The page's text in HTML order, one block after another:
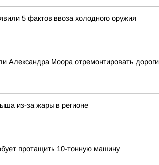
5 фактов ввоза холодного оружия
Александра Моора отремонтировать дороги
из-за жары в регионе
протащить 10-тонную машину